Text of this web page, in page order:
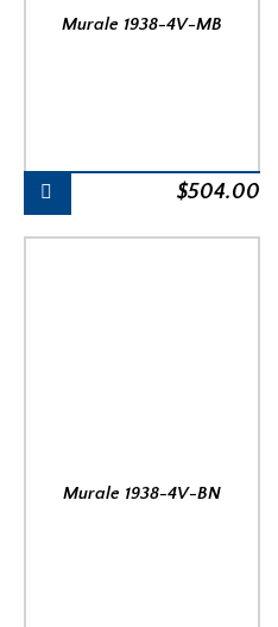
Murale 1938-4V-MB
$504.00
Murale 1938-4V-BN